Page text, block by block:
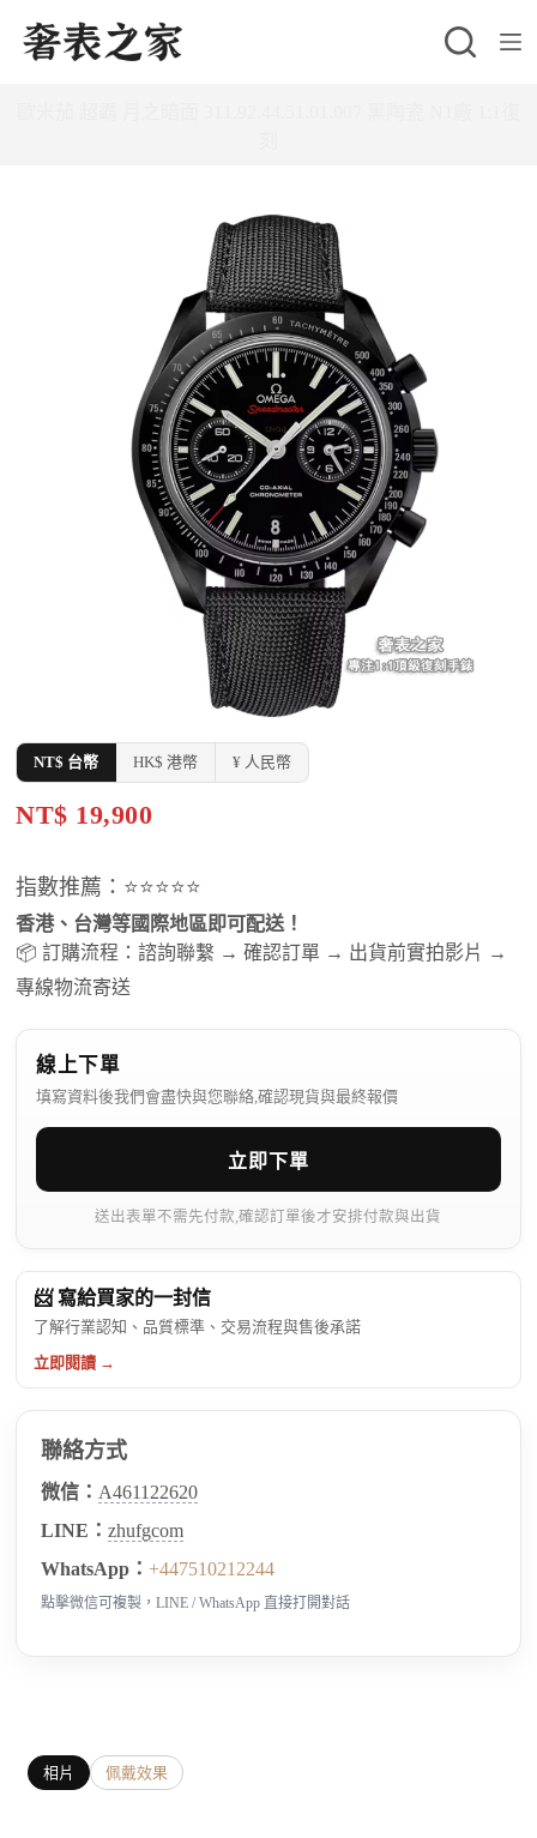
跳
至
NT$ 台幣 HK$ 港幣 ¥ 人民幣
NT$ 19,900
指數推薦：⭐⭐⭐⭐⭐
香港、台灣等國際地區即可配送！
📦 訂購流程：諮詢聯繫 → 確認訂單 → 出貨前實拍影片 →
專線物流寄送
線上下單
填寫資料後我們會盡快與您聯絡,確認現貨與最終報價
立即下單
送出表單不需先付款,確認訂單後才安排付款與出貨
📨 寫給買家的一封信
了解行業認知、品質標準、交易流程與售後承諾
立即閱讀 →
聯絡方式
微信： A461122620
LINE：zhufgcom
WhatsApp：+447510212244
點擊微信可複製，LINE / WhatsApp 直接打開對話
相片 佩戴效果